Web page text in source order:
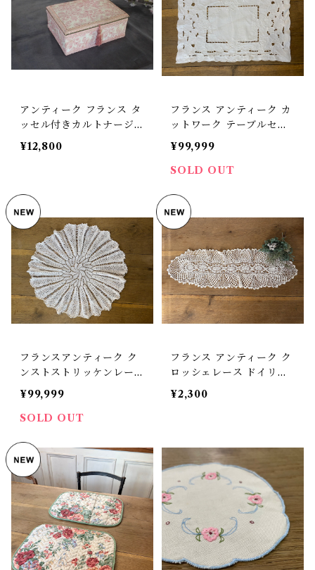
アンティーク フランス タ
ッセル付きカルトナージュ
ボックス ピンクの花 メル
スリーボックス【D-335-
¥12,800
フランス アンティーク カ
ットワーク テーブルセン
ター【D-241】
¥99,999
SOLD OUT
フランスアンティーク ク
ンストストリッケンレース
¥99,999
SOLD OUT
フランス アンティーク ク
ロッシェレース ドイリー
【D-】
¥2,300